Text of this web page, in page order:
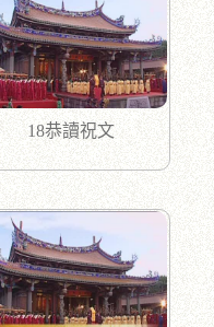
18恭讀祝文